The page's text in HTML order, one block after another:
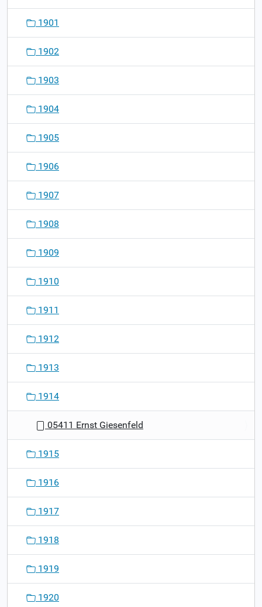
1901
1902
1903
1904
1905
1906
1907
1908
1909
1910
1911
1912
1913
1914
05411 Ernst Giesenfeld
1915
1916
1917
1918
1919
1920